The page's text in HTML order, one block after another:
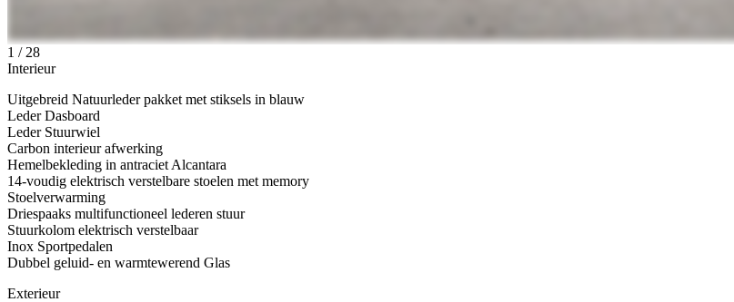
1 / 28
Interieur
Uitgebreid Natuurleder pakket met stiksels in blauw
Leder Dasboard
Leder Stuurwiel
Carbon interieur afwerking
Hemelbekleding in antraciet Alcantara
14-voudig elektrisch verstelbare stoelen met memory
Stoelverwarming
Driespaaks multifunctioneel lederen stuur
Stuurkolom elektrisch verstelbaar
Inox Sportpedalen
Dubbel geluid- en warmtewerend Glas
Exterieur